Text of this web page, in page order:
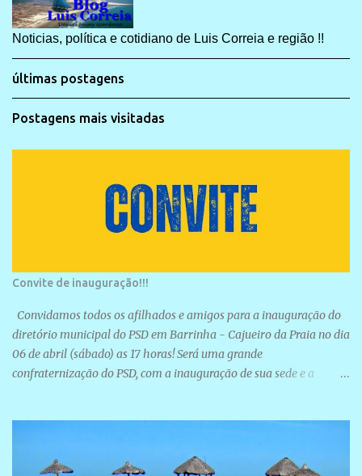
Noticias, política e cotidiano de Luis Correia e região !!
últimas postagens
Postagens mais visitadas
Convite de inauguração!!!
Convidamos todos os afilhados e amigos para a inauguração do
diretório municipal do PSD em Barrinha - Cajueiro da Praia no dia
06 de abril (sábado) as 17 horas! Será uma grande
confraternização do PSD, com a inauguração de sua sede e a